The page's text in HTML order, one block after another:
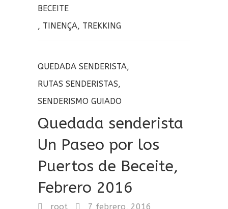
BECEITE
, TINENÇA, TREKKING
QUEDADA SENDERISTA,
RUTAS SENDERISTAS,
SENDERISMO GUIADO
Quedada senderista
Un Paseo por los
Puertos de Beceite,
Febrero 2016
root
7 febrero, 2016